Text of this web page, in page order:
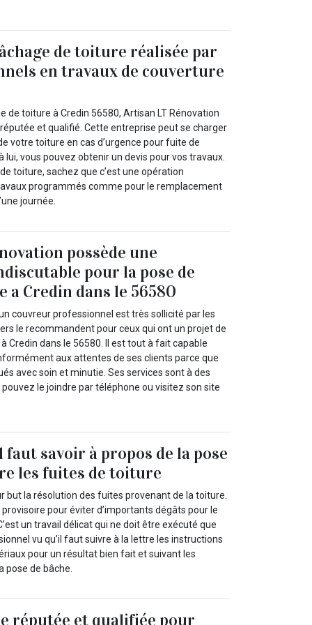
de toiture réalisée par
en travaux de couverture
de toiture à Credin 56580, Artisan LT Rénovation
et qualifié. Cette entreprise peut se charger
votre toiture en cas d’urgence pour fuite de
lui, vous pouvez obtenir un devis pour vos travaux.
toiture, sachez que c’est une opération
programmés comme pour le remplacement
journée.
possède une
pour la pose de
a Credin dans le 56580
couvreur professionnel est très sollicité par les
le recommandent pour ceux qui ont un projet de
Credin dans le 56580. Il est tout à fait capable
aux attentes de ses clients parce que
avec soin et minutie. Ses services sont à des
le joindre par téléphone ou visitez son site
savoir à propos de la pose
les fuites de toiture
but la résolution des fuites provenant de la toiture.
provisoire pour éviter d’importants dégâts pour le
un travail délicat qui ne doit être exécuté que
vu qu’il faut suivre à la lettre les instructions
pour un résultat bien fait et suivant les
pose de bâche.
réputée et qualifiée pour